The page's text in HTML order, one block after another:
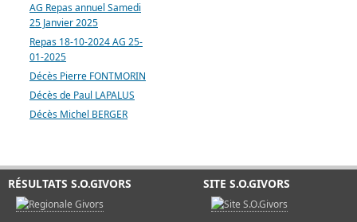
AG Repas annuel Samedi
25 Janvier 2025
Repas 18-10-2024 AG 25-
01-2025
Décès Pierre FONTMORIN
Décès de Paul LAPALUS
Décès Michel BERGER
RÉSULTATS S.O.GIVORS SITE S.O.GIVORS